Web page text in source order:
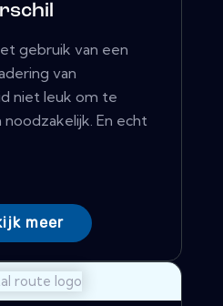
gebruik van een
van
niet leuk om te
En echt
meer